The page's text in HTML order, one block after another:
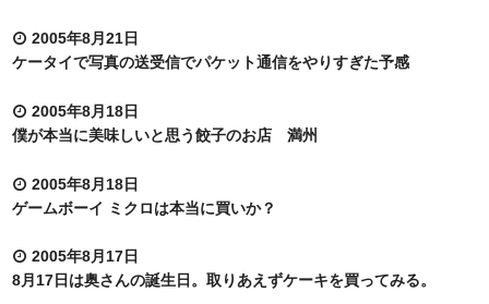
2005年8月21日
ケータイで写真の送受信でパケット通信をやりすぎた予感
2005年8月18日
僕が本当に美味しいと思う餃子のお店 満州
2005年8月18日
ゲームボーイ ミクロは本当に買いか？
2005年8月17日
8月17日は奥さんの誕生日。取りあえずケーキを買ってみる。